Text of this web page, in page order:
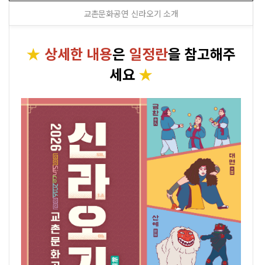
교촌문화공연 신라오기 소개
★ 상세한 내용은 일정란을 참고해주
세요 ★